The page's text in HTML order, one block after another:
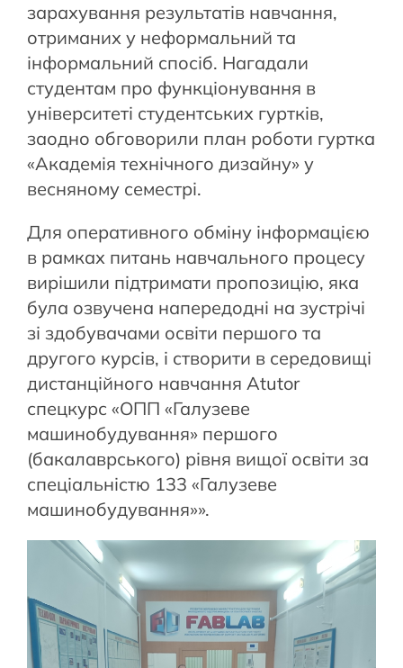
зарахування результатів навчання,
отриманих у неформальний та
інформальний спосіб. Нагадали
студентам про функціонування в
університеті студентських гуртків,
заодно обговорили план роботи гуртка
«Академія технічного дизайну» у
весняному семестрі.
Для оперативного обміну інформацією
в рамках питань навчального процесу
вирішили підтримати пропозицію, яка
була озвучена напередодні на зустрічі
зі здобувачами освіти першого та
другого курсів, і створити в середовищі
дистанційного навчання Atutor
спецкурс «ОПП «Галузеве
машинобудування» першого
(бакалаврського) рівня вищої освіти за
спеціальністю 133 «Галузеве
машинобудування»».